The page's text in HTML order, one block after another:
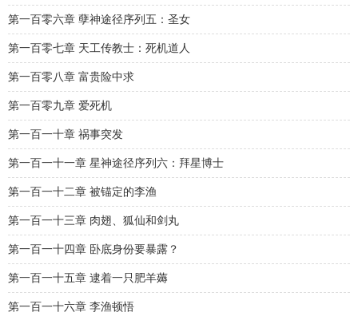
第一百零六章 孽神途径序列五：圣女
第一百零七章 天工传教士：死机道人
第一百零八章 富贵险中求
第一百零九章 爱死机
第一百一十章 祸事突发
第一百一十一章 星神途径序列六：拜星博士
第一百一十二章 被锚定的李渔
第一百一十三章 肉翅、狐仙和剑丸
第一百一十四章 卧底身份要暴露？
第一百一十五章 逮着一只肥羊薅
第一百一十六章 李渔顿悟